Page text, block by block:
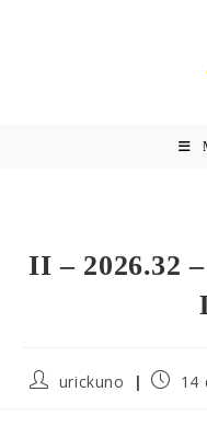
II – 2026.32 –
urickuno 14